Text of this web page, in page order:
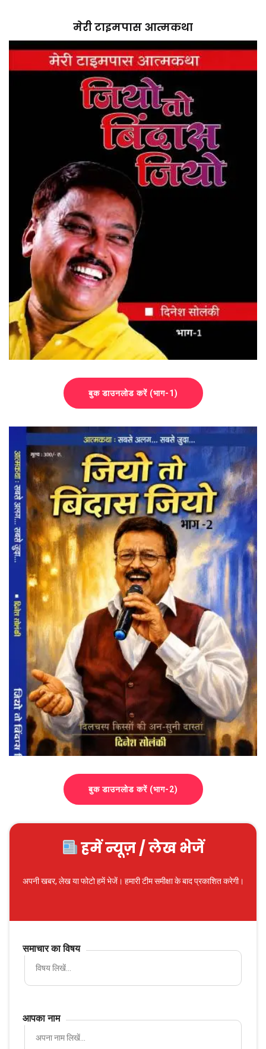
मेरी टाइमपास आत्मकथा
बुक डाउनलोड करें (भाग-1)
बुक डाउनलोड करें (भाग-2)
हमें न्यूज़ / लेख भेजें
अपनी खबर, लेख या फोटो हमें भेजें। हमारी टीम समीक्षा के बाद प्रकाशित करेगी।
समाचार का विषय
आपका नाम